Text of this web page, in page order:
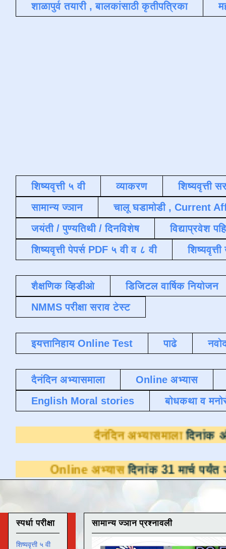
शाळापुर्व तयारी , बालकांसाठी कृतीपत्रिका
शिष्यवृत्ती ५ वी व्याकरण
शिष्यवृत्ती
सामान्य ज्ञान
चालू घडामोडी , Current
जयंती / पुण्यतिथी / दिनविशेष
विद्याप्रवेश
शिष्यवृत्ती पेपर्स PDF ५ वी व ८ वी
शैक्षणिक व्हिडीओ
डिजिटल वार्षिक नियोजन
NMMS परीक्षा सराव टेस्ट
इयत्तानिहाय Online Test पाढे
दैनंदिन अभ्यासमाला
Online अभ्यास
English Moral stories
बोधकथा व
दैनंदिन
अभ्यासदिनांक 31 मार्च पर्यंत
सामान्य ज्ञान प्रश्नावली
स्पर्धा परीक्षा
शिष्यवृत्ती ५ वी